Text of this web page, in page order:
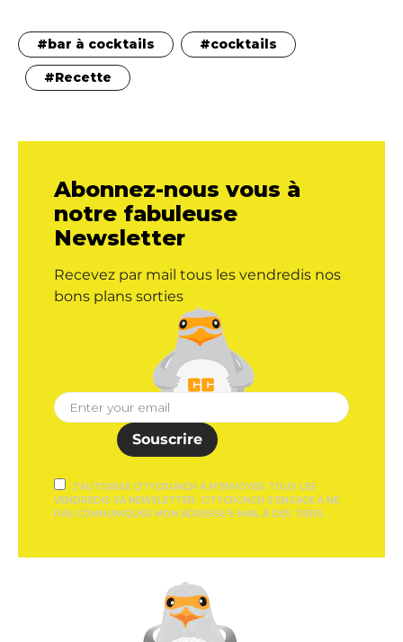
bar à cocktails cocktails
Recette
Abonnez-nous vous à
notre fabuleuse
Newsletter
Recevez par mail tous les vendredis nos
bons plans sorties
Souscrire
J'AUTORISE CITYCRUNCH À M'ENVOYER TOUS LES
VENDREDIS SA NEWSLETTER. CITYCRUNCH S'ENGAGE À NE
PAS COMMUNIQUER MON ADRESSE E-MAIL À DES TIERS.